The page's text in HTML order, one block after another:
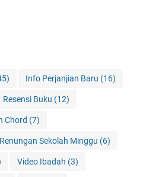
Info Perjanjian Baru (16)
Resensi Buku (12)
Chord (7)
Renungan Sekolah Minggu (6)
Video Ibadah (3)